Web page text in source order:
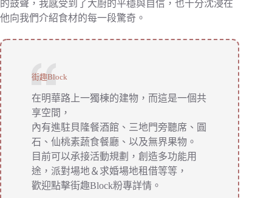
的鼓聲，我感受到了大廚的平穩與自信，也十分沈浸在
他向我們介紹食材的每一段驚奇。
街趣Block
在明華路上一獨棟的建物，而這是一個共
享空間，
內有進駐貝隆餐酒館、三地門旁聽席、圓
石、仙桃素蔬食餐廳、以及無界果物。
目前可以承接活動規劃，創造多功能用
途，派對場地＆求婚場地租借等等，
歡迎點擊街趣Block粉專詳情。